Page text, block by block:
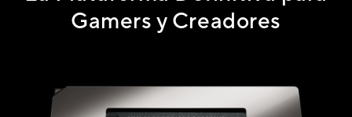
Gamersy Creadores